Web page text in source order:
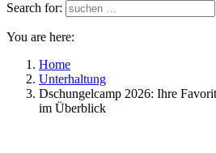
Search for:
You are here:
Home
Unterhaltung
Dschungelcamp 2026: Ihre
im Überblick